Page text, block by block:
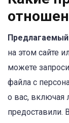
Предлагаемый
на этом сайте
можете
файла с
о вас,
предоставили.